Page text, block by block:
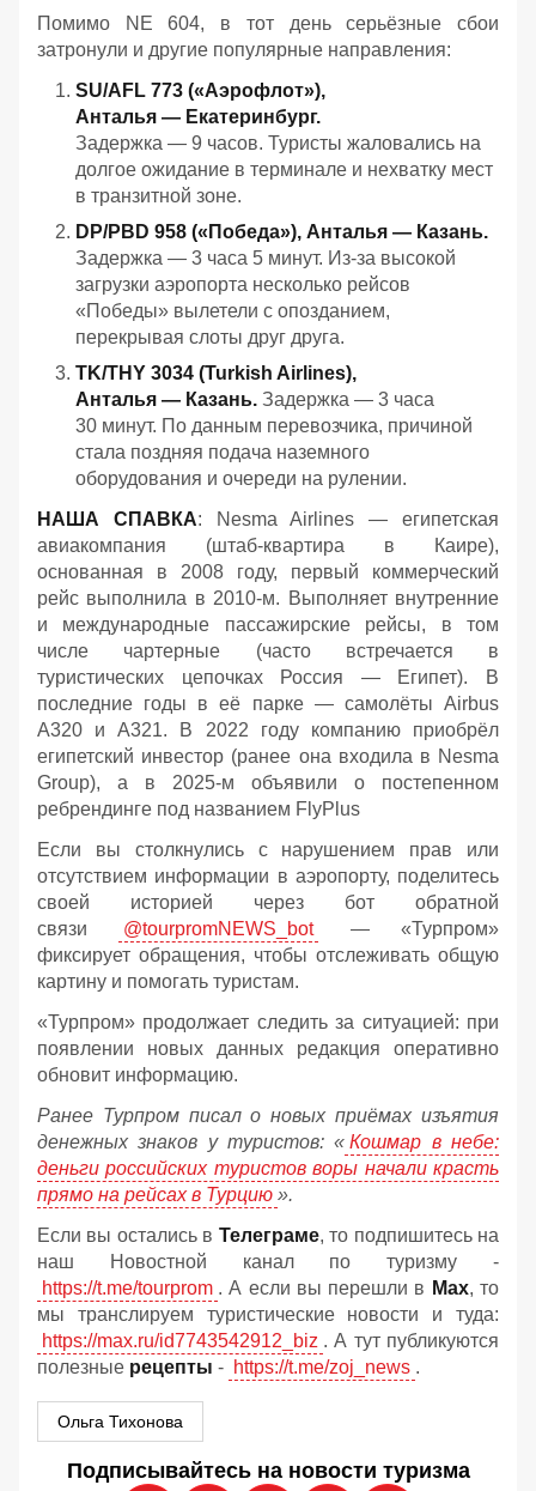
Помимо NE 604, в тот день серьёзные сбои
затронули и другие популярные направления:
SU/AFL 773 («Аэрофлот»),
Анталья — Екатеринбург.
Задержка — 9 часов. Туристы жаловались на
долгое ожидание в терминале и нехватку мест
в транзитной зоне.
DP/PBD 958 («Победа»), Анталья — Казань.
Задержка — 3 часа 5 минут. Из‑за высокой
загрузки аэропорта несколько рейсов
«Победы» вылетели с опозданием,
перекрывая слоты друг друга.
TK/THY 3034 (Turkish Airlines),
Анталья — Казань. Задержка — 3 часа
30 минут. По данным перевозчика, причиной
стала поздняя подача наземного
оборудования и очереди на рулении.
НАША СПАВКА: Nesma Airlines — египетская
авиакомпания (штаб-квартира в Каире),
основанная в 2008 году, первый коммерческий
рейс выполнила в 2010-м. Выполняет внутренние
и международные пассажирские рейсы, в том
числе чартерные (часто встречается в
туристических цепочках Россия — Египет). В
последние годы в её парке — самолёты Airbus
A320 и A321. В 2022 году компанию приобрёл
египетский инвестор (ранее она входила в Nesma
Group), а в 2025-м объявили о постепенном
ребрендинге под названием FlyPlus
Если вы столкнулись с нарушением прав или
отсутствием информации в аэропорту, поделитесь
своей историей через бот обратной
связи
@tourpromNEWS_bot
— «Турпром»
фиксирует обращения, чтобы отслеживать общую
картину и помогать туристам.
«Турпром» продолжает следить за ситуацией: при
появлении новых данных редакция оперативно
обновит информацию.
Ранее Турпром писал о новых приёмах изъятия
денежных знаков у туристов: « Кошмар в небе:
деньги российских туристов воры начали красть
прямо на рейсах в Турцию ».
Если вы остались в Телеграме, то подпишитесь на
наш Новостной канал по туризму -
https://t.me/tourprom . А если вы перешли в Мах, то
мы транслируем туристические новости и туда:
https://max.ru/id7743542912_biz . А тут публикуются
полезные рецепты - https://t.me/zoj_news .
Ольга Тихонова
Подписывайтесь на новости туризма